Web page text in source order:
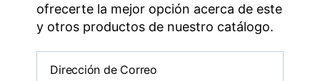
ofrecerte la mejor opción acerca de este
y otros productos de nuestro catálogo.